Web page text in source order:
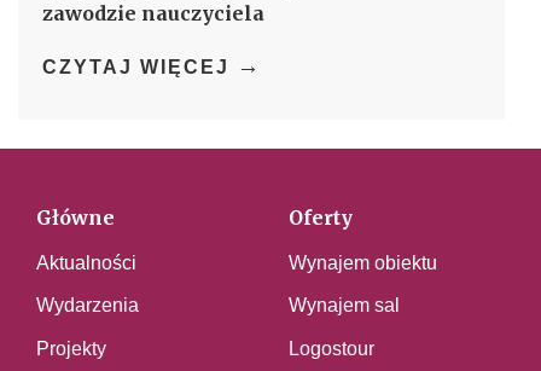
zawodzie nauczyciela
CZYTAJ WIĘCEJ →
Główne
Aktualności
Wydarzenia
Projekty
Oferty
Wynajem obiektu
Wynajem sal
Logostour